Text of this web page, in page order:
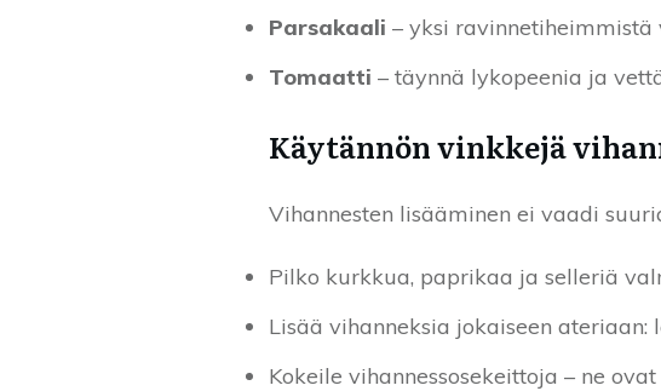
Parsakaali – yksi ravinnetiheimmistä
Tomaatti – täynnä lykopeenia ja
Käytännön vinkkejä
Vihannesten lisääminen ei vaadi
Pilko kurkkua, paprikaa ja selleriä
Lisää vihanneksia jokaiseen
Kokeile vihannessosekeittoja – ne